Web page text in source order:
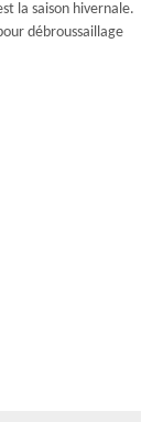
la saison hivernale.
débroussaillage